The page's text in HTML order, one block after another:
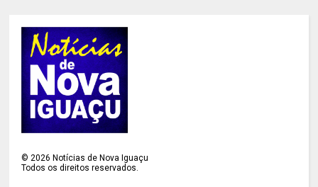
©2026 Notícias de Nova Iguaçu
Todos os direitos reservados.